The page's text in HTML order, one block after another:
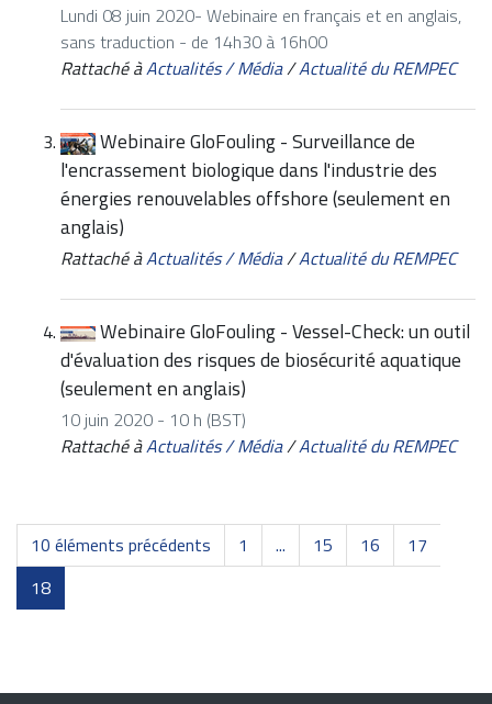
Lundi 08 juin 2020- Webinaire en français et en anglais,
sans traduction - de 14h30 à 16h00
Rattaché àActualités / Média/Actualité du REMPEC
Webinaire GloFouling - Surveillance de
l'encrassement biologique dans l'industrie des
énergies renouvelables offshore (seulement en
anglais)
Rattaché àActualités / Média/Actualité du REMPEC
Webinaire GloFouling - Vessel-Check: un outil
d'évaluation des risques de biosécurité aquatique
(seulement en anglais)
10 juin 2020 - 10 h (BST)
Rattaché àActualités / Média/Actualité du REMPEC
10 éléments précédents 1 ... 15 16
17
18